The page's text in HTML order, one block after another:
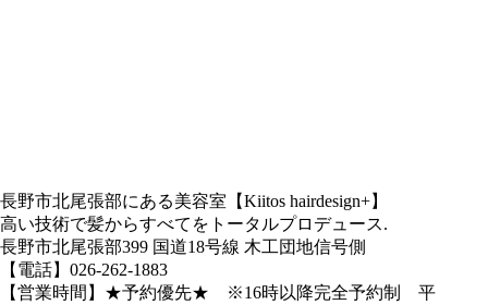
長野市北尾張部にある美容室【Kiitos hairdesign+】
高い技術で髪からすべてをトータルプロデュース.
長野市北尾張部399 国道18号線 木工団地信号側
【電話】026-262-1883
【営業時間】★予約優先★ ※16時以降完全予約制 平